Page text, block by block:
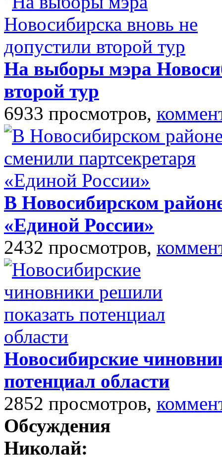
На выборы мэра
второй тур
6933 просмотров,
В Новосибирском
«Единой России»
2432 просмотров,
Новосибирские
потенциал области
2852 просмотров,
Обсуждения
Николай: